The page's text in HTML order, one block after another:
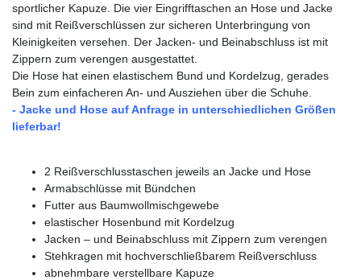
sportlicher Kapuze. Die vier Eingrifftaschen an Hose und Jacke
sind mit Reißverschlüssen zur sicheren Unterbringung von
Kleinigkeiten versehen. Der Jacken- und Beinabschluss ist mit
Zippern zum verengen ausgestattet.
Die Hose hat einen elastischem Bund und Kordelzug, gerades
Bein zum einfacheren An- und Ausziehen über die Schuhe.
- Jacke und Hose auf Anfrage in unterschiedlichen Größen
lieferbar!
2 Reißverschlusstaschen jeweils an Jacke und Hose
Armabschlüsse mit Bündchen
Futter aus Baumwollmischgewebe
elastischer Hosenbund mit Kordelzug
Jacken – und Beinabschluss mit Zippern zum verengen
Stehkragen mit hochverschließbarem Reißverschluss
abnehmbare verstellbare Kapuze